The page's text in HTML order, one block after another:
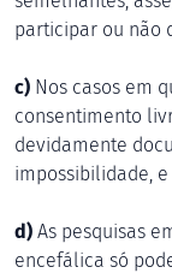
participar ou não
c) Nos casos em
consentimento
devidamente
impossibilidade,
d) As pesquisas
encefálica só